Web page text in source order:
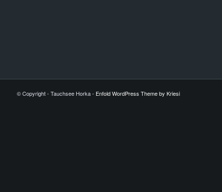
© Copyright - Tauchsee Horka - Enfold WordPress Theme by Kriesi